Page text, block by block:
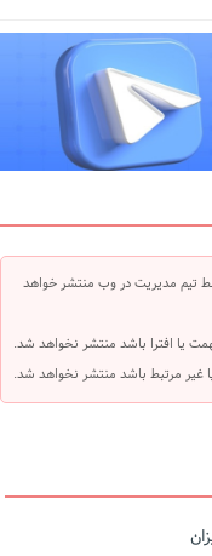
تیم مدیریت در وب منتشر خواهد
یا افترا باشد منتشر نخواهد شد.
غیر مرتبط باشد منتشر نخواهد شد.